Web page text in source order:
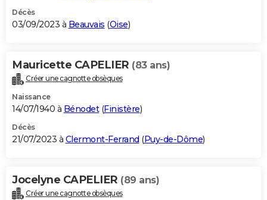
Décès
03/09/2023 à Beauvais (Oise)
Mauricette CAPELIER (83 ans)
Créer une cagnotte obsèques
Naissance
14/07/1940 à Bénodet(Finistère)
Décès
21/07/2023 à Clermont-Ferrand (Puy-de-Dôme)
Jocelyne CAPELIER (89 ans)
Créer une cagnotte obsèques